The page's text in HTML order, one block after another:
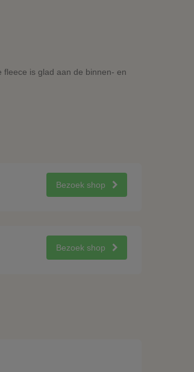
fleece is glad aan de binnen- en
Bezoek shop
Bezoek shop